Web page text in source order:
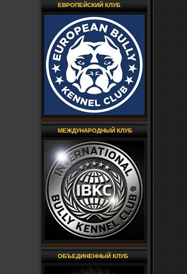
ЕВРОПЕЙСКИЙ КЛУБ
МЕЖДУНАРОДНЫЙ КЛУБ
ОБЪЕДИНЕННЫЙ КЛУБ